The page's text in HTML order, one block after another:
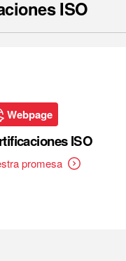
ISO
Webpage
ISO
promesa